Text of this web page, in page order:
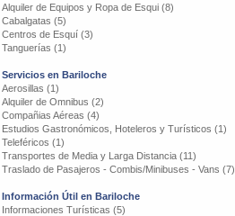
Alquiler de Equipos y Ropa de Esqui (8)
Cabalgatas (5)
Centros de Esquí (3)
Tanguerías (1)
Servicios en Bariloche
Aerosillas (1)
Alquiler de Omnibus (2)
Compañias Aéreas (4)
Estudios Gastronómicos, Hoteleros y Turísticos (1)
Teleféricos (1)
Transportes de Media y Larga Distancia (11)
Traslado de Pasajeros - Combis/Minibuses - Vans (7)
Información Útil en Bariloche
Informaciones Turísticas (5)